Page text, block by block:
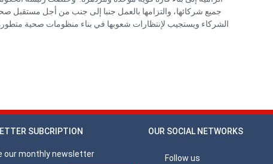
جميع شركائها، والتزامها بالعمل جنبا إلى جنب من أجل مستقبل
الشركاء ويستجيب لإنتظارات شعوبها في بناء منظومات صحية
SUBCRIPTION
our monthly newsletter
OUR SOCIAL NETWORKS
Follow us